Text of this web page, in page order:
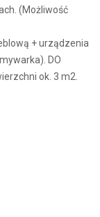
(Możliwość
+ urządzenia
DO
ok. 3 m2.